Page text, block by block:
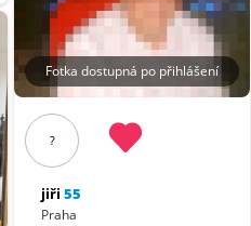
Fotka dostupná po přihlášení
?
jiři 55
Praha